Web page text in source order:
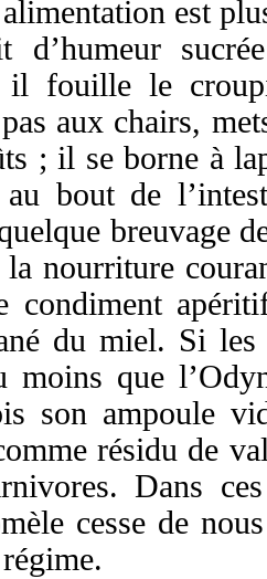
alimentation est
d’humeur sucrée
il fouille le
pas aux chairs,
; il seborne à
au boutde l’
breuvage
lanourriture
condiment
du miel. Si
moins que l’
son ampoule
résidu de
. Dans
cessede
régime.